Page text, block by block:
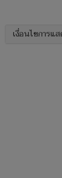
เงื่อนไขการแ